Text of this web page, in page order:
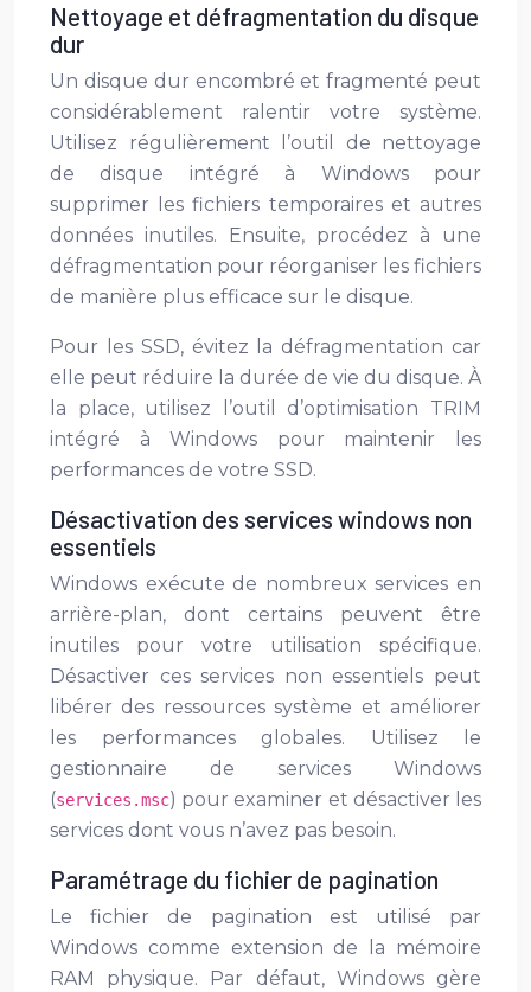
Nettoyage et défragmentation du disque
dur
Un disque dur encombré et fragmenté peut
considérablement ralentir votre système.
Utilisez régulièrement l’outil de nettoyage
de disque intégré à Windows pour
supprimer les fichiers temporaires et autres
données inutiles. Ensuite, procédez à une
défragmentation pour réorganiser les fichiers
de manière plus efficace sur le disque.
Pour les SSD, évitez la défragmentation car
elle peut réduire la durée de vie du disque. À
la place, utilisez l’outil d’optimisation TRIM
intégré à Windows pour maintenir les
performances de votre SSD.
Désactivation des services windows non
essentiels
Windows exécute de nombreux services en
arrière-plan, dont certains peuvent être
inutiles pour votre utilisation spécifique.
Désactiver ces services non essentiels peut
libérer des ressources système et améliorer
les performances globales. Utilisez le
gestionnaire de services Windows
(services.msc) pour examiner et désactiver les
services dont vous n’avez pas besoin.
Paramétrage du fichier de pagination
Le fichier de pagination est utilisé par
Windows comme extension de la mémoire
RAM physique. Par défaut, Windows gère